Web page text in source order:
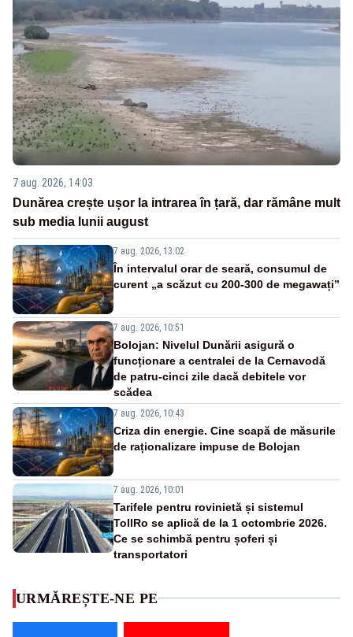
7 aug. 2026, 14:03
Dunărea crește ușor la intrarea în țară, dar rămâne mult
sub media lunii august
7 aug. 2026, 13:02
În intervalul orar de seară, consumul de
curent „a scăzut cu 200-300 de megawați”
7 aug. 2026, 10:51
Bolojan: Nivelul Dunării asigură o
funcționare a centralei de la Cernavodă
de patru-cinci zile dacă debitele vor
scădea
7 aug. 2026, 10:43
Criza din energie. Cine scapă de măsurile
de raționalizare impuse de Bolojan
7 aug. 2026, 10:01
Tarifele pentru rovinietă și sistemul
TollRo se aplică de la 1 octombrie 2026.
Ce se schimbă pentru șoferi și
transportatori
URMĂREȘTE-NE PE